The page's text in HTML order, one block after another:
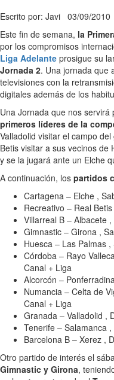
Escrito por: Javi 03/09/2010
Este fin de semana, la
por los compromisos
Liga Adelante prosigue su
Jornada 2. Una jornada que
televisiones con la
digitales además de los
Una Jornada que nos servirá
primeros líderes de la
Valladolid visitar el campo
Betis visitar a sus vecinos de
y se la jugará ante un Elche
A continuación, los partidos
Cartagena – Elche ,
Recreativo – Real
Villarreal B – Albacete
Gimnastic – Girona ,
Huesca – Las Palmas
Córdoba – Rayo
Canal + Liga
Alcorcón –
Numancia – Celta de
Canal + Liga
Granada – Valladolid ,
Tenerife – Salamanca
Barcelona B – Xerez ,
Otro partido de interés el
Gimnastic y Girona,